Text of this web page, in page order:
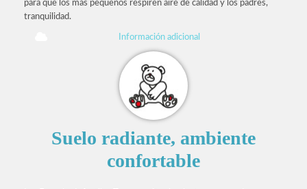
para que los más pequeños respiren aire de calidad y los padres,
tranquilidad.
Información adicional
Suelo radiante, ambiente
confortable